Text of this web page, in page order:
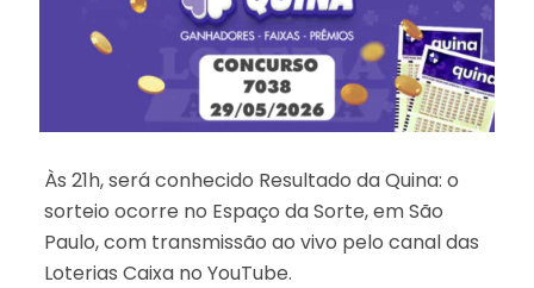
Às 21h, será conhecido Resultado da Quina: o
sorteio ocorre no Espaço da Sorte, em São
Paulo, com transmissão ao vivo pelo canal das
Loterias Caixa no YouTube.